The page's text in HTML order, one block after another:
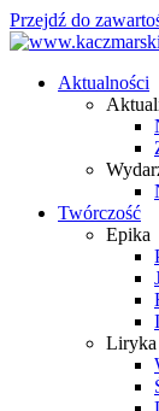
Przejdź do
Aktualności
Twórczość
Epika
Liryka